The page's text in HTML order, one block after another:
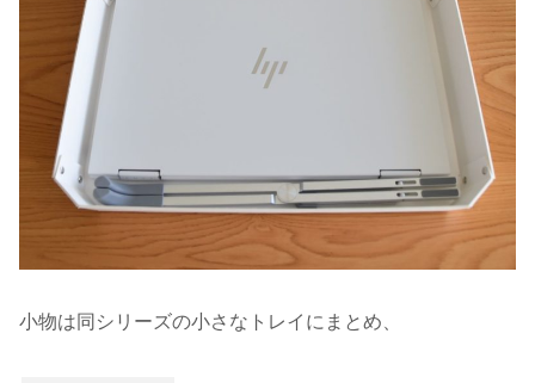
小物は同シリーズの小さなトレイにまとめ、